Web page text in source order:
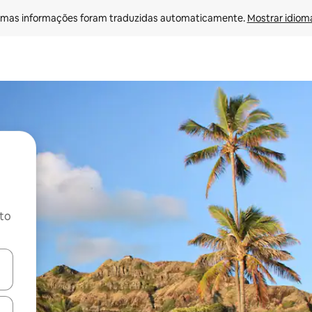
informações foram traduzidas automaticamente. Mostrar
os usando as seta para cima e para baixo do teclado ou tocando